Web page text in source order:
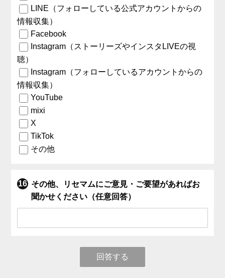
LINE（フォローしている公式アカウントからの
情報収集）
Facebook
Instagram（ストーリーズやインスタLIVEの視
聴）
Instagram（フォローしているアカウントからの
情報収集）
YouTube
mixi
X
TikTok
その他
その他、リセマムにご意見・ご要望があればお
聞かせください（任意回答）
回答する